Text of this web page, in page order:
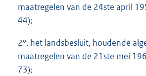
maatregelen van de 24ste april
44);
2°. het landsbesluit, houdende
maatregelen van de 21ste mei
73);